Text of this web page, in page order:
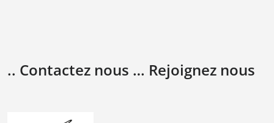
.. Contactez nous … Rejoignez nous